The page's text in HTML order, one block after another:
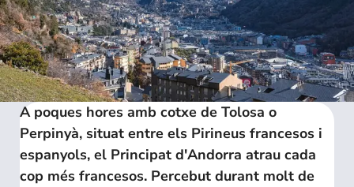
A poques hores amb cotxe de Tolosa o
Perpinyà, situat entre els Pirineus francesos i
espanyols, el Principat d'Andorra atrau cada
cop més francesos. Percebut durant molt de